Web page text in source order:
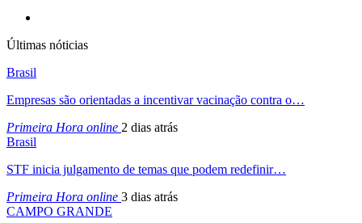
Últimas nóticias
Brasil
Empresas são orientadas a incentivar vacinação contra o…
Primeira Hora online 2 dias atrás
Brasil
STF inicia julgamento de temas que podem redefinir…
Primeira Hora online 3 dias atrás
CAMPO GRANDE